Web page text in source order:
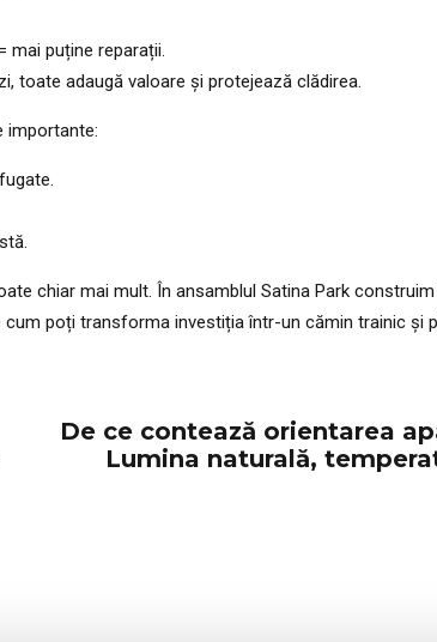
mai puține reparații.
toate adaugă valoare și protejează clădirea.
importante:
chiar mai mult. În ansamblul Satina Park
poți transforma investiția într-un cămin trainic și
De ce contează orientarea
Lumina naturală,